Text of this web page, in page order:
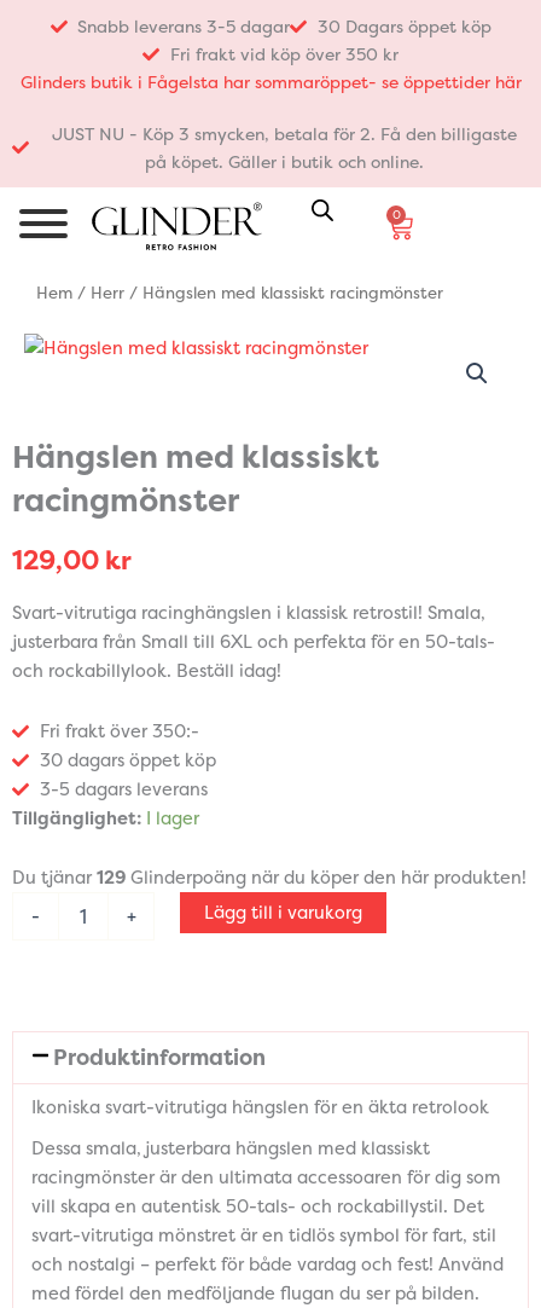
innehåll
Snabb leverans 3-5 dagar
30 Dagars öppet köp
Fri frakt vid köp över 350 kr
Glinders butik i Fågelsta har sommaröppet- se öppettider här
JUST NU - Köp 3 smycken, betala för 2. Få den billigaste
på köpet. Gäller i butik och online.
0
Varukorg
Hem / Herr / Hängslen med klassiskt racingmönster
Hängslen med klassiskt
racingmönster
129,00 kr
Svart-vitrutiga racinghängslen i klassisk retrostil! Smala,
justerbara från Small till 6XL och perfekta för en 50-tals-
och rockabillylook. Beställ idag!
Fri frakt över 350:-
30 dagars öppet köp
3-5 dagars leverans
Tillgänglighet: I lager
Du tjänar 129 Glinderpoäng när du köper den här produkten!
-
Hängslen
racingmönster
+ Lägg till i varukorg
Produktinformation
Ikoniska svart-vitrutiga hängslen för en äkta retrolook
Dessa smala, justerbara hängslen med klassiskt
racingmönster är den ultimata accessoaren för dig som
vill skapa en autentisk 50-tals- och rockabillystil. Det
svart-vitrutiga mönstret är en tidlös symbol för fart, stil
och nostalgi – perfekt för både vardag och fest! Använd
med fördel den medföljande flugan du ser på bilden.